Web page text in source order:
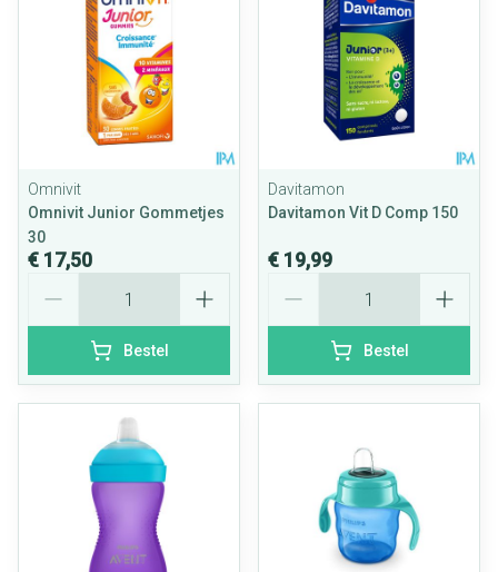
Omnivit
Omnivit Junior Gommetjes
30
€ 17,50
Bestel
Davitamon
Davitamon Vit D Comp 150
€ 19,99
Bestel